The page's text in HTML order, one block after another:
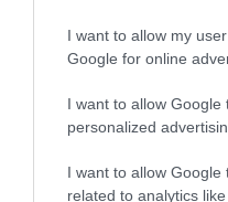
I want to allow my
Google for online
I want to allow Google
personalized
I want to allow Google
related to analytics
HASONLÓ ÉRDEKESSÉGEK